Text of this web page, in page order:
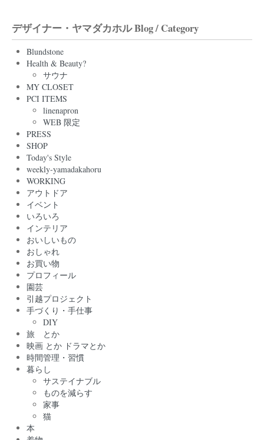
デザイナー・ヤマダカホル Blog / Category
Blundstone
Health & Beauty?
サウナ
MY CLOSET
PCI ITEMS
linenapron
WEB 限定
PRESS
SHOP
Today's Style
weekly-yamadakahoru
WORKING
アウトドア
イベント
いろいろ
インテリア
おいしいもの
おしゃれ
お買い物
プロフィール
園芸
引越プロジェクト
手づくり・手仕事
DIY
旅 とか
映画 とか ドラマとか
時間管理・習慣
暮らし
サステイナブル
ものを減らす
家事
猫
本